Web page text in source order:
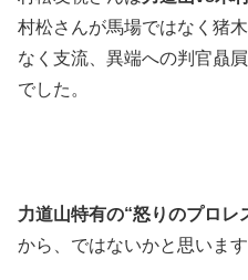
村松さんが馬場ではなく猪
なく支流、異端への判官贔
でした。
力道山特有の“怒りのプロレ
から、ではないかと思います